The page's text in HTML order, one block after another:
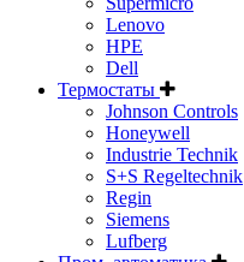
Lenovo
HPE
Dell
Термостаты
Johnson Controls
Honeywell
Industrie Technik
S+S Regeltechnik
Regin
Siemens
Lufberg